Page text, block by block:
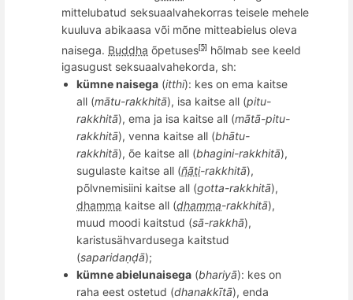
mittelubatud seksuaalvahekorras teisele mehele
kuuluva abikaasa või mõne mitteabielus oleva
naisega. Buddha õpetuses[5]
hõlmab see keeld
igasugust seksuaalvahekorda, sh:
kümne naisega (itthi): kes on ema kaitse
all (mātu-rakkhitā), isa kaitse all (pitu-
rakkhitā), ema ja isa kaitse all (mātā-pi­tu­-
rak­khitā), venna kaitse all (bhātu-
rakkhitā),õe kaitse all (bhagi­ni-­rak­khitā),
sugulaste kaitse all (ñāti-rakkhitā),
põlvnemisiini kaitse all (gotta-rakkhitā),
dhamma kaitse all (dhamma-rakkhitā),
muud moodi kaitstud (sā-rakkhā),
karistusähvardusega kaitstud
(saparidaṇḍā);
kümne abielunaisega (bhariyā): kes on
raha eest ostetud (dhanakkītā), enda